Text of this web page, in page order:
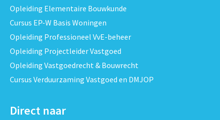
Opleiding Elementaire Bouwkunde
Cursus EP-W Basis Woningen
Opleiding Professioneel VvE-beheer
Opleiding Projectleider Vastgoed
Opleiding Vastgoedrecht & Bouwrecht
Cursus Verduurzaming Vastgoed en DMJOP
Direct naar